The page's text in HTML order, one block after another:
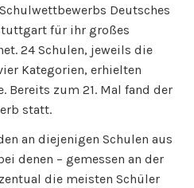
Deutsches
für ihr großes
24 Schulen, jeweils die
Kategorien, erhielten
Bereits zum 21. Mal fand der
statt.
an diejenigen Schulen aus
denen – gemessen an der
die meisten Schüler